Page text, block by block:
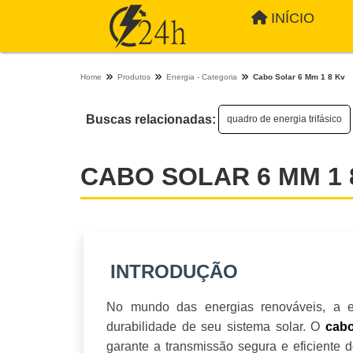
INÍCIO
Home Produtos Energia - Categoria Cabo Solar 6 Mm 1 8 Kv
Buscas relacionadas: quadro de energia trifásico
CABO SOLAR 6 MM 1
INTRODUÇÃO
No mundo das energias renováveis, a
durabilidade de seu sistema solar. O
garante a transmissão segura e eficiente